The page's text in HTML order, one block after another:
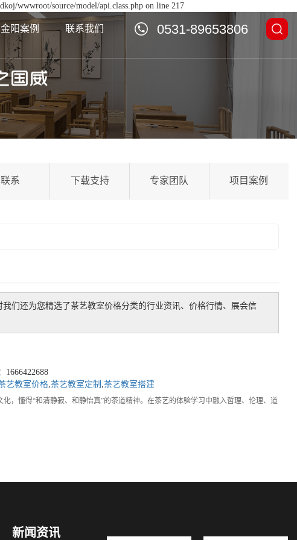
wwwroot/source/model/api.class.php on line 217
金阳案例 联系我们 0531-89653806
联系 下载支持 专家团队 项目案例
们还为您精选了茶艺教室价格分类的行业资讯、价格行情、展会信
1666422688
艺教室价格 茶艺教室定制 茶艺教室搭建
，懂得“和清静寂、和静怡真”的茶道精神。在茶艺的体验学习中融入哲理、伦理、道
新闻资讯